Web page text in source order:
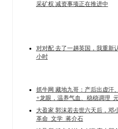
采矿权 减资事项正在推进中
对对配 去了一趟英国，我重新
小时
抓牛网 藏地九哥：产后出虚汗
+龙眼，温养气血、稳稳调理_
大盈家 郭沫若去世六天后，邓
革命_文学_蒋介石